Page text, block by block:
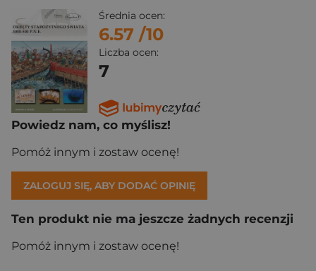
Średnia ocen:
6.57 /10
Liczba ocen:
7
Powiedz nam, co myślisz!
Pomóż innym i zostaw ocenę!
ZALOGUJ SIĘ, ABY DODAĆ OPINIĘ
Ten produkt nie ma jeszcze żadnych recenzji
Pomóż innym i zostaw ocenę!